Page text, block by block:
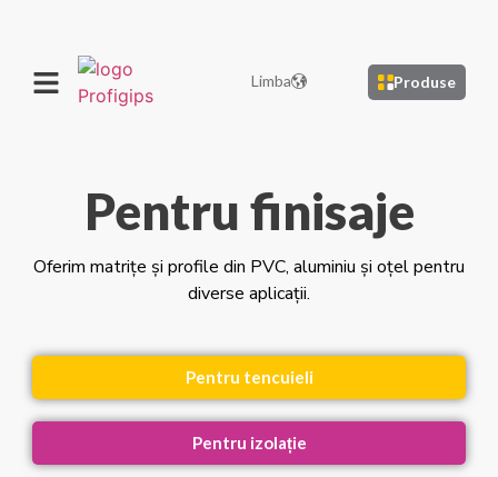
Limba Produse
Pentru finisaje
Oferim matrițe și profile din PVC, aluminiu și oțel pentru
diverse aplicații.
Pentru tencuieli
Pentru izolație